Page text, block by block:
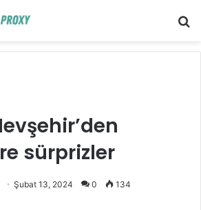
sürprizler
Şubat 13, 2024 0 134